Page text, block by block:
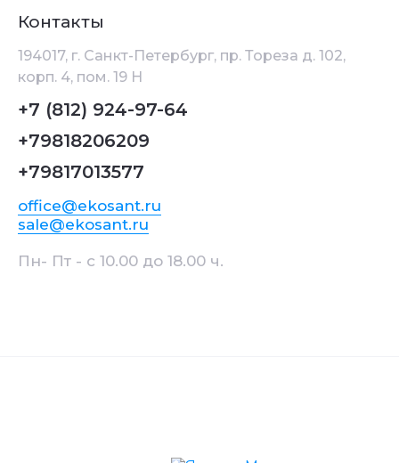
Контакты
194017, г. Санкт-Петербург, пр. Тореза д. 102,
корп. 4, пом. 19 Н
+7 (812) 924-97-64
+79818206209
+79817013577
office@ekosant.ru
sale@ekosant.ru
Пн- Пт - с 10.00 до 18.00 ч.